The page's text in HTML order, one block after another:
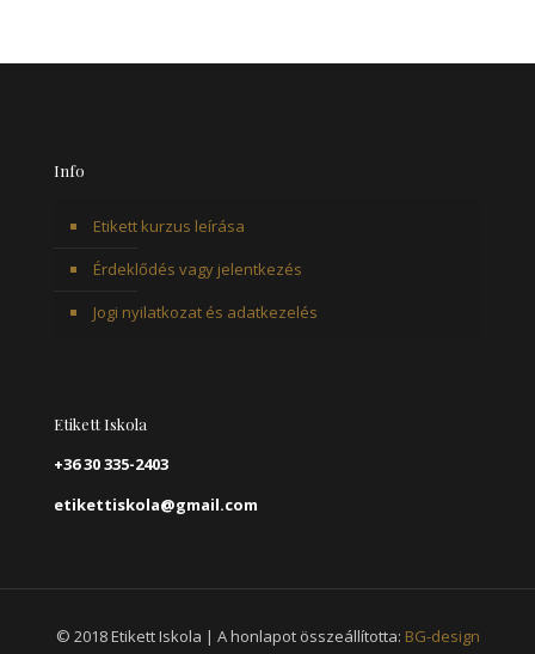
Info
Etikett kurzus leírása
Érdeklődés vagy jelentkezés
Jogi nyilatkozat és adatkezelés
Etikett Iskola
+36 30 335-2403
etikettiskola@gmail.com
© 2018 Etikett Iskola | A honlapot összeállította: BG-design